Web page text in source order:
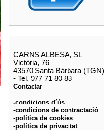
CARNS ALBESA, SL
Victòria, 76
43570 Santa Bàrbara (TGN)
- Tel. 977 71 80 88
Contactar
-condicions d´ús
-condicions de contractació
-política de cookies
-política de privacitat